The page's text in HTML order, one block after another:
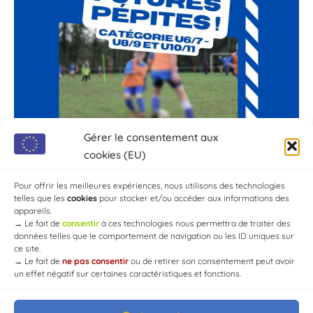
Gérer le consentement aux
cookies (EU)
Pour offrir les meilleures expériences, nous utilisons des technologies
telles que les cookies pour stocker et/ou accéder aux informations des
appareils.
→ Le fait de consentir à ces technologies nous permettra de traiter des
données telles que le comportement de navigation ou les ID uniques sur
ce site.
→ Le fait de ne pas consentir ou de retirer son consentement peut avoir
un effet négatif sur certaines caractéristiques et fonctions.